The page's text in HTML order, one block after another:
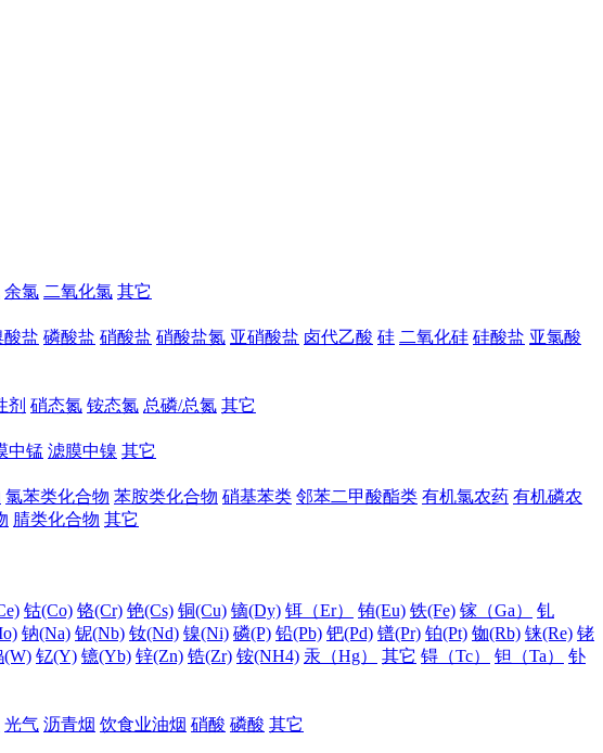
余氯 二氧化氯 其它
酸盐 磷酸盐 硝酸盐 硝酸盐氮 亚硝酸盐 卤代乙酸 硅 二氧化硅 硅酸盐 亚氯酸
剂 硝态氮 铵态氮 总磷/总氮 其它
中锰 滤膜中镍 其它
氯苯类化合物 苯胺类化合物 硝基苯类 邻苯二甲酸酯类 有机氯农药 有机磷农
腈类化合物 其它
钴(Co) 铬(Cr) 铯(Cs) 铜(Cu) 镝(Dy) 铒（Er） 铕(Eu) 铁(Fe) 镓（Ga）
钆
钠(Na) 铌(Nb) 钕(Nd) 镍(Ni) 磷(P) 铅(Pb) 钯(Pd) 镨(Pr) 铂(Pt) 铷(Rb) 铼(Re) 铑
(W) 钇(Y) 镱(Yb) 锌(Zn) 锆(Zr) 铵(NH4) 汞（Hg） 其它 锝（Tc） 钽（Ta）
钋
光气 沥青烟 饮食业油烟 硝酸 磷酸 其它